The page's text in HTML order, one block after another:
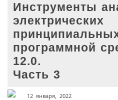
Инструменты
электрических
программной
12.0.
Часть 3
12 января, 2022